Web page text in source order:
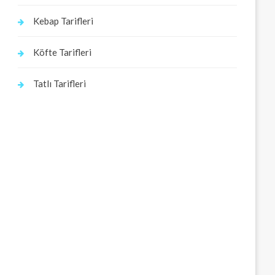
Kebap Tarifleri
Köfte Tarifleri
Tatlı Tarifleri